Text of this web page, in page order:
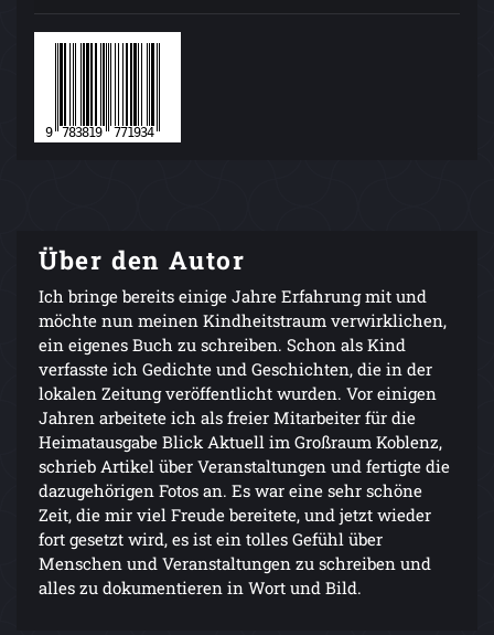
Über den Autor
Ich bringe bereits einige Jahre Erfahrung mit und
möchte nun meinen Kindheitstraum verwirklichen,
ein eigenes Buch zu schreiben. Schon als Kind
verfasste ich Gedichte und Geschichten, die in der
lokalen Zeitung veröffentlicht wurden. Vor einigen
Jahren arbeitete ich als freier Mitarbeiter für die
Heimatausgabe Blick Aktuell im Großraum Koblenz,
schrieb Artikel über Veranstaltungen und fertigte die
dazugehörigen Fotos an. Es war eine sehr schöne
Zeit, die mir viel Freude bereitete, und jetzt wieder
fort gesetzt wird, es ist ein tolles Gefühl über
Menschen und Veranstaltungen zu schreiben und
alles zu dokumentieren in Wort und Bild.